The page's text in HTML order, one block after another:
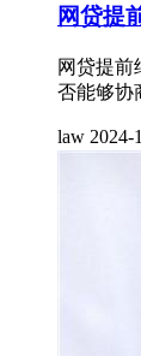
网贷提
网贷提前
否能够协
law 2024-